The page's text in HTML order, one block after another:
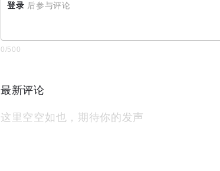
登录 后参与评论
0/500
最新评论
这里空空如也，期待你的发声